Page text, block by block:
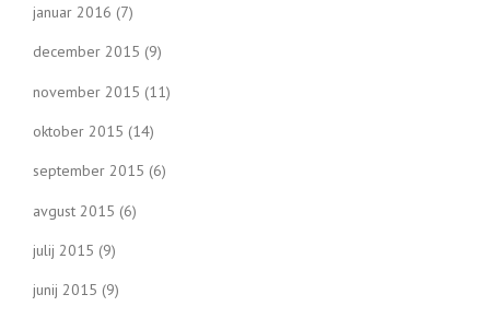
januar 2016 (7)
december 2015 (9)
november 2015 (11)
oktober 2015 (14)
september 2015 (6)
avgust 2015 (6)
julij 2015 (9)
junij 2015 (9)